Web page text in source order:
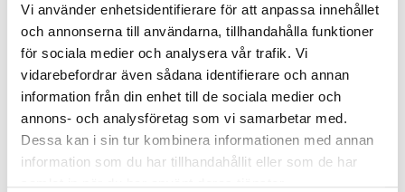
Vi använder enhetsidentifierare för att anpassa innehållet
och annonserna till användarna, tillhandahålla funktioner
för sociala medier och analysera vår trafik. Vi
vidarebefordrar även sådana identifierare och annan
information från din enhet till de sociala medier och
annons- och analysföretag som vi samarbetar med.
Dessa kan i sin tur kombinera informationen med annan
information som du har tillhandahållit eller som de har
samlat in när du har använt deras tjänster.